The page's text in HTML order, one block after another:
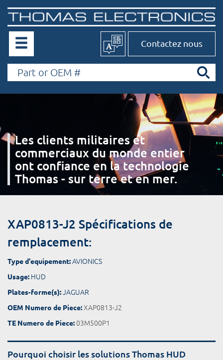
Contactez nous
Les clients militaires et
commerciaux du monde entier
ont confiance en la technologie
Thomas - sur terre et en mer.
XAP0813-J2 Spécifications de
remplacement:
Type d'equipement:AVIONICS
Usage: HUD
Plates-forme(s):JAGUAR
OEM Numero de Piece:XAP0813-J2
TE Numero de Piece:03M500P1
Pourquoi choisir les solutions Thomas HUD